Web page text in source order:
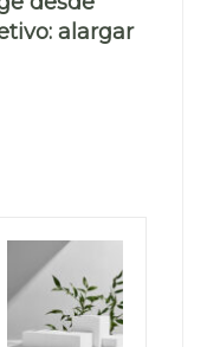
alargar